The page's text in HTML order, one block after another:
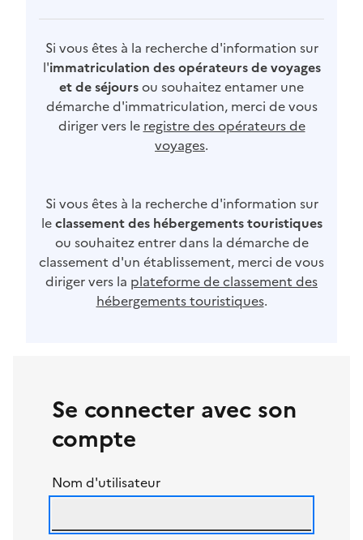
Si vous êtes à la recherche d'information sur
l'immatriculation des opérateurs de voyages
et de séjoursou souhaitez entamer une
démarche d'immatriculation, merci de vous
diriger vers le registre des opérateurs de
voyages.
Si vous êtes à la recherche d'information sur
leclassement des hébergements touristiques
ou souhaitez entrer dans la démarche de
classement d'un établissement, merci de vous
diriger vers la plateforme de classement des
hébergements touristiques.
Se connecter avec son
compte
Nom d'utilisateur